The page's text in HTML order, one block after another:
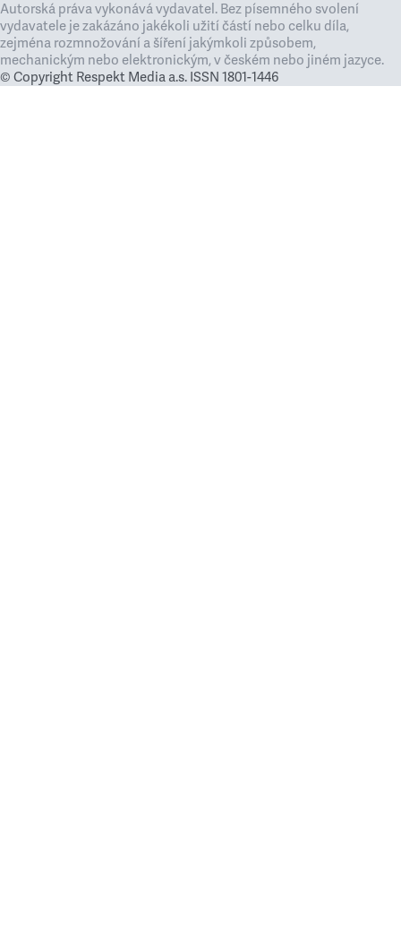
Autorská práva vykonává vydavatel. Bez písemného svolení
vydavatele je zakázáno jakékoli užití částí nebo celku díla,
zejména rozmnožování a šíření jakýmkoli způsobem,
mechanickým nebo elektronickým, v českém nebo jiném jazyce.
© Copyright Respekt Media a.s. ISSN 1801-1446